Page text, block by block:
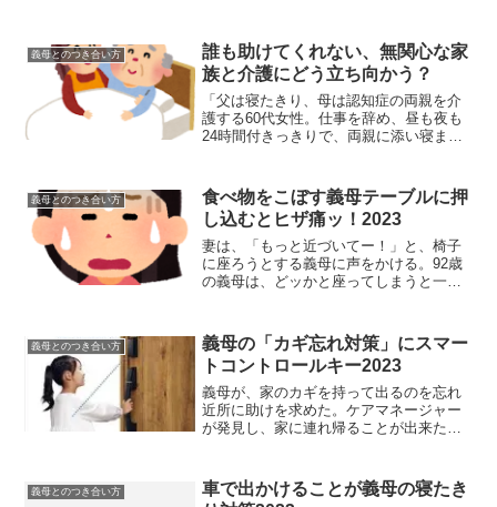
義母とのつき合い方
誰も助けてくれない、無関心な家
族と介護にどう立ち向かう？
「父は寝たきり、母は認知症の両親を介
護する60代女性。仕事を辞め、昼も夜も
24時間付きっきりで、両親に添い寝まで
から畑に出かけ、大量の野菜を持ち帰
る。娘たちは野菜を食...
義母とのつき合い方
食べ物をこぼす義母テーブルに押
し込むとヒザ痛ッ！2023
妻は、「もっと近づいてー！」と、椅子
に座ろうとする義母に声をかける。92歳
の義母は、どッかと座ってしまうと一人
って、テーブルに押し込もうとする。義
母は、突然「ヒザ、痛ッ...
義母とのつき合い方
義母の「カギ忘れ対策」にスマー
トコントロールキー2023
義母が、家のカギを持って出るのを忘れ
近所に助けを求めた。ケアマネージャー
が発見し、家に連れ帰ることが出来た
と思ったが、ただカギを忘れただけだっ
たようだ。とは言え、いつ...
義母とのつき合い方
車で出かけることが義母の寝たき